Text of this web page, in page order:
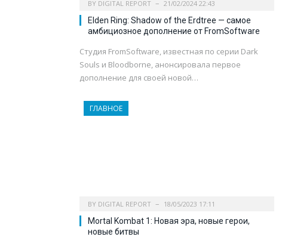
BY DIGITAL REPORT 21/02/2024 22:43
Elden Ring: Shadow of the Erdtree — самое
амбициозное дополнение от FromSoftware
Студия FromSoftware, известная по серии Dark
Souls и Bloodborne, анонсировала первое
дополнение для своей новой…
ГЛАВНОЕ
BY DIGITAL REPORT 18/05/2023 17:11
Mortal Kombat 1: Новая эра, новые герои,
новые битвы